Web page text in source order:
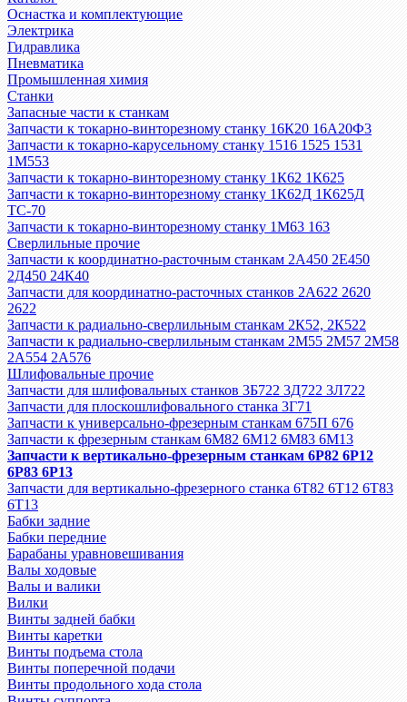
Оснастка и комплектующие
Электрика
Гидравлика
Пневматика
Промышленная химия
Станки
Запасные части к станкам
Запчасти к токарно-винторезному станку 16К20 16А20Ф3
Запчасти к токарно-карусельному станку 1516 1525 1531
1М553
Запчасти к токарно-винторезному станку 1К62 1К625
Запчасти к токарно-винторезному станку 1К62Д 1К625Д
ТС-70
Запчасти к токарно-винторезному станку 1М63 163
Сверлильные прочие
Запчасти к координатно-расточным станкам 2А450 2Е450
2Д450 24К40
Запчасти для координатно-расточных станков 2А622 2620
2622
Запчасти к радиально-сверлильным станкам 2К52, 2К522
Запчасти к радиально-сверлильным станкам 2М55 2М57 2М58
2А554 2А576
Шлифовальные прочие
Запчасти для шлифовальных станков 3Б722 3Д722 3Л722
Запчасти для плоскошлифовального станка 3Г71
Запчасти к универсально-фрезерным станкам 675П 676
Запчасти к фрезерным станкам 6М82 6М12 6М83 6М13
Запчасти к вертикально-фрезерным станкам 6Р82 6Р12
6Р83 6Р13
Запчасти для вертикально-фрезерного станка 6Т82 6Т12 6Т83
6Т13
Бабки задние
Бабки передние
Барабаны уравновешивания
Валы ходовые
Валы и валики
Вилки
Винты задней бабки
Винты каретки
Винты подъема стола
Винты поперечной подачи
Винты продольного хода стола